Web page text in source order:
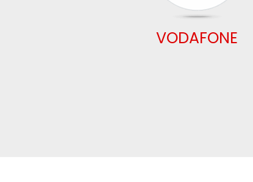
VODAFONE